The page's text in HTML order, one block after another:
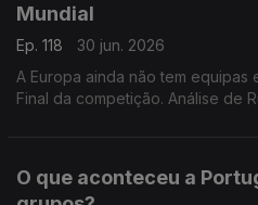
Mundial
Ep. 118
30 jun. 2026
A Europa ainda não tem equipas
Final da competição. Análise de
O que aconteceu a